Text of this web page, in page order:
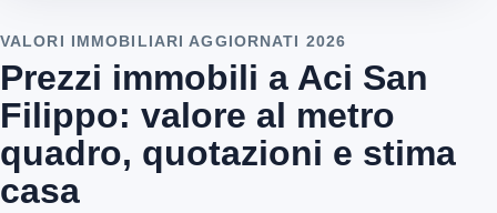
VALORI IMMOBILIARI AGGIORNATI 2026
Prezzi immobili a Aci San
Filippo: valore al metro
quadro, quotazioni e stima
casa